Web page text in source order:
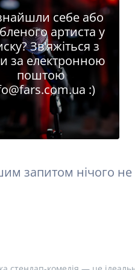
себе або
артиста у
Зв'яжіться з
за електронною
поштою
:)
запитом нічого не